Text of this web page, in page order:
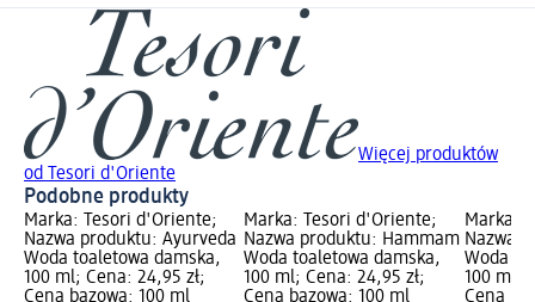
Więcej produktów
od Tesori d'Oriente
Podobne produkty
Marka: Tesori d'Oriente;
Nazwa produktu: Ayurveda
Woda toaletowa damska,
100 ml; Cena: 24,95 zł;
Cena bazowa: 100 ml
Marka: Tesori d'Oriente;
Nazwa produktu: Hammam
Woda toaletowa damska,
100 ml; Cena: 24,95 zł;
Cena bazowa: 100 ml
Marka:
Nazwa
Woda
100 ml;
Cena